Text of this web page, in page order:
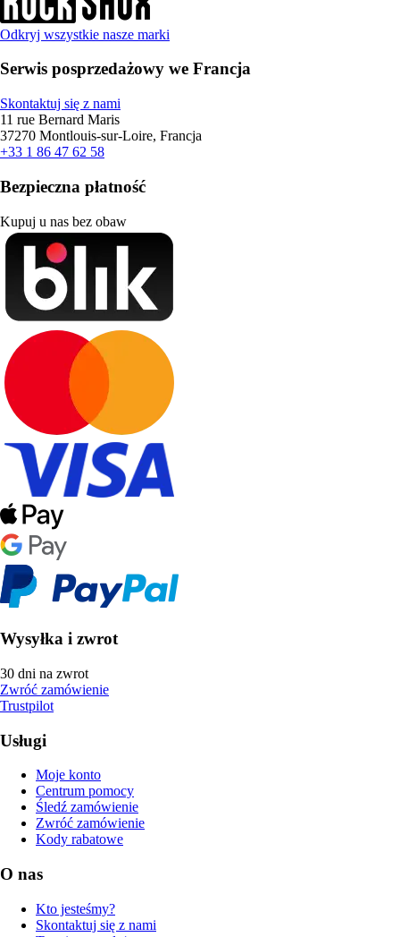
Odkryj wszystkie nasze marki
Serwis posprzedażowy we Francja
Skontaktuj się z nami
11 rue Bernard Maris
37270 Montlouis-sur-Loire, Francja
+33 1 86 47 62 58
Bezpieczna płatność
Kupuj u nas bez obaw
Wysyłka i zwrot
30 dni na zwrot
Zwróć zamówienie
Trustpilot
Usługi
Moje konto
Centrum pomocy
Śledź zamówienie
Zwróć zamówienie
Kody rabatowe
O nas
Kto jesteśmy?
Skontaktuj się z nami